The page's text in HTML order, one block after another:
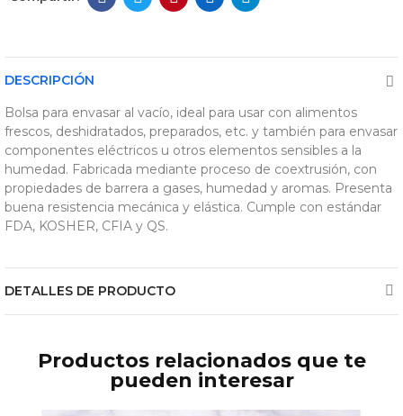
DESCRIPCIÓN
Bolsa para envasar al vacío, ideal para usar con alimentos
frescos, deshidratados, preparados, etc. y también para envasar
componentes eléctricos u otros elementos sensibles a la
humedad. Fabricada mediante proceso de coextrusión, con
propiedades de barrera a gases, humedad y aromas. Presenta
buena resistencia mecánica y elástica. Cumple con estándar
FDA, KOSHER, CFIA y QS.
DETALLES DE PRODUCTO
Productos relacionados que te
pueden interesar